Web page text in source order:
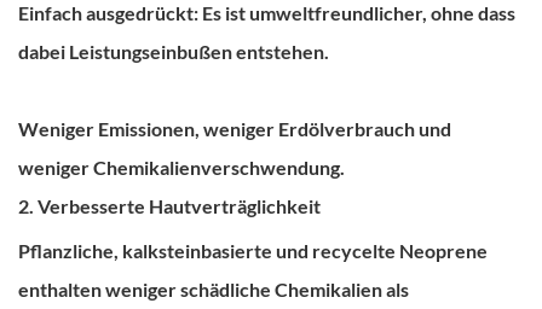
Einfach ausgedrückt: Es ist umweltfreundlicher, ohne dass
dabei Leistungseinbußen entstehen.
Weniger Emissionen, weniger Erdölverbrauch und
weniger Chemikalienverschwendung.
2. Verbesserte Hautverträglichkeit
Pflanzliche, kalksteinbasierte und recycelte Neoprene
enthalten weniger schädliche Chemikalien als